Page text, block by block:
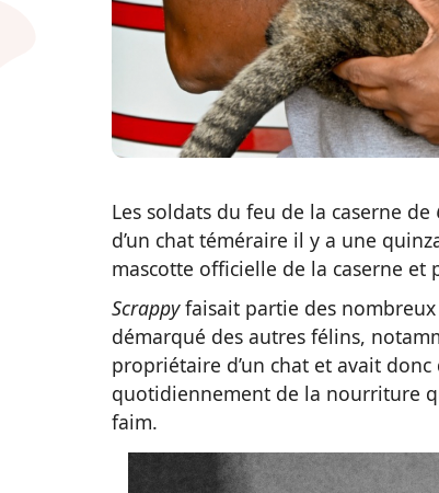
Les soldats du feu de la caserne de
d’un chat téméraire il y a une
mascotte officielle de la caserne et
Scrappyfaisait partie des
démarqué des autres félins,
propriétaire d’un chat et avait
quotidiennement de la nourriture
faim.